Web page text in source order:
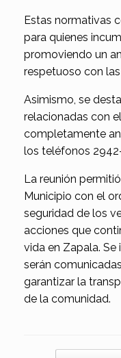
Estas normativas
para quienes
promoviendo un
respetuoso con
Asimismo, se
relacionadas con
completamente
los teléfonos
La reunión
Municipio con el
seguridad de los
acciones que
vida en Zapala.
serán
garantizar la
de la comunidad.